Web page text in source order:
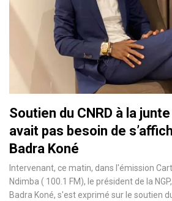
Soutien du CNRD à la
avait pas besoin de
Badra Koné
Intervenant, ce matin, dans l'émission
Ndimba ( 100.1 FM), le président de la
Badra Koné, s'est exprimé sur le soutien